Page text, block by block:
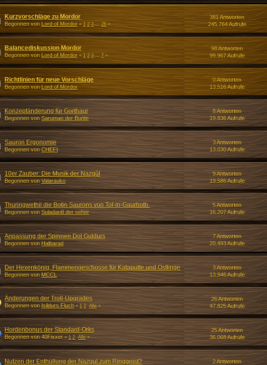
Kurzvorschläge zu Mordor
Begonnen von Lord of Mordor «1 2 3 ...26»
381 Antworten
245.764 Aufrufe
Balancediskussion Mordor
Begonnen von Lord of Mordor «1 2 3 ...7»
98 Antworten
99.967 Aufrufe
Richtlinien für neue Vorschläge
Begonnen von Lord of Mordor
0 Antworten
13.516 Aufrufe
Konzeptänderung für Gorthaur
Begonnen von Saruman der Bunte
8 Antworten
19.836 Aufrufe
Sauron Ergonomie
Begonnen von CHEFI
3 Antworten
13.030 Aufrufe
10er Zauber: Die Musik der Nazgûl
Begonnen von Valarauko
9 Antworten
19.586 Aufrufe
Thuringwethil die Botin Saurons von Tol-in-Gaurhoth.
Begonnen von SuladanII der seher
5 Antworten
16.207 Aufrufe
Anpassung der Spinnen Dol Guldurs
Begonnen von Halbarad
7 Antworten
20.493 Aufrufe
Der Hexenkönig, Flammengeschosse für Katapulte und Ostlinge
Begonnen von MCCL
3 Antworten
13.946 Aufrufe
Änderungen der Troll-Upgrades
Begonnen von Isildurs Fluch «1 2 Alle»
26 Antworten
47.825 Aufrufe
Hordenbonus der Standard-Orks
Begonnen von 40Fixxer«1 2 Alle»
25 Antworten
36.068 Aufrufe
Nutzen der Enthüllung der Nazgul zum Ringgeist?
2 Antworten